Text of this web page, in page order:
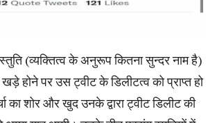
(व्यक्तित्व के अनुरूप कितना सुन्दर नाम है)
होने पर उस ट्वीट के डिलीटत्व को प्राप्त हो
का शोर और खुद उनके द्वारा ट्वीट डिलीट की